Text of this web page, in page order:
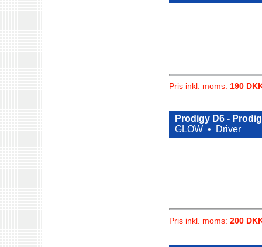
Pris inkl. moms: 190
Prodigy D6 -
GLOW •
Driver
Pris inkl. moms: 200